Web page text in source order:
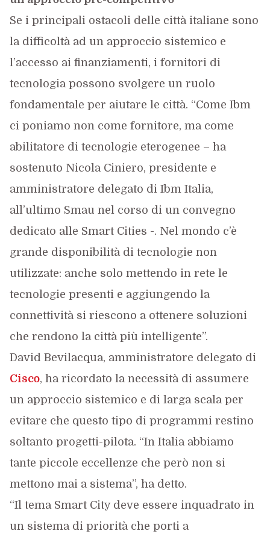
Se i principali ostacoli delle città italiane sono
la difficoltà ad un approccio sistemico e
l’accesso ai finanziamenti, i fornitori di
tecnologia possono svolgere un ruolo
fondamentale per aiutare le città. “Come Ibm
ci poniamo non come fornitore, ma come
abilitatore di tecnologie eterogenee – ha
sostenuto Nicola Ciniero, presidente e
amministratore delegato di Ibm Italia,
all’ultimo Smau nel corso di un convegno
dedicato alle Smart Cities -. Nel mondo c’è
grande disponibilità di tecnologie non
utilizzate: anche solo mettendo in rete le
tecnologie presenti e aggiungendo la
connettività si riescono a ottenere soluzioni
che rendono la città più intelligente”.
David Bevilacqua, amministratore delegato di
Cisco, ha ricordato la necessità di assumere
un approccio sistemico e di larga scala per
evitare che questo tipo di programmi restino
soltanto progetti-pilota. “In Italia abbiamo
tante piccole eccellenze che però non si
mettono mai a sistema”, ha detto.
“Il tema Smart City deve essere inquadrato in
un sistema di priorità che porti a